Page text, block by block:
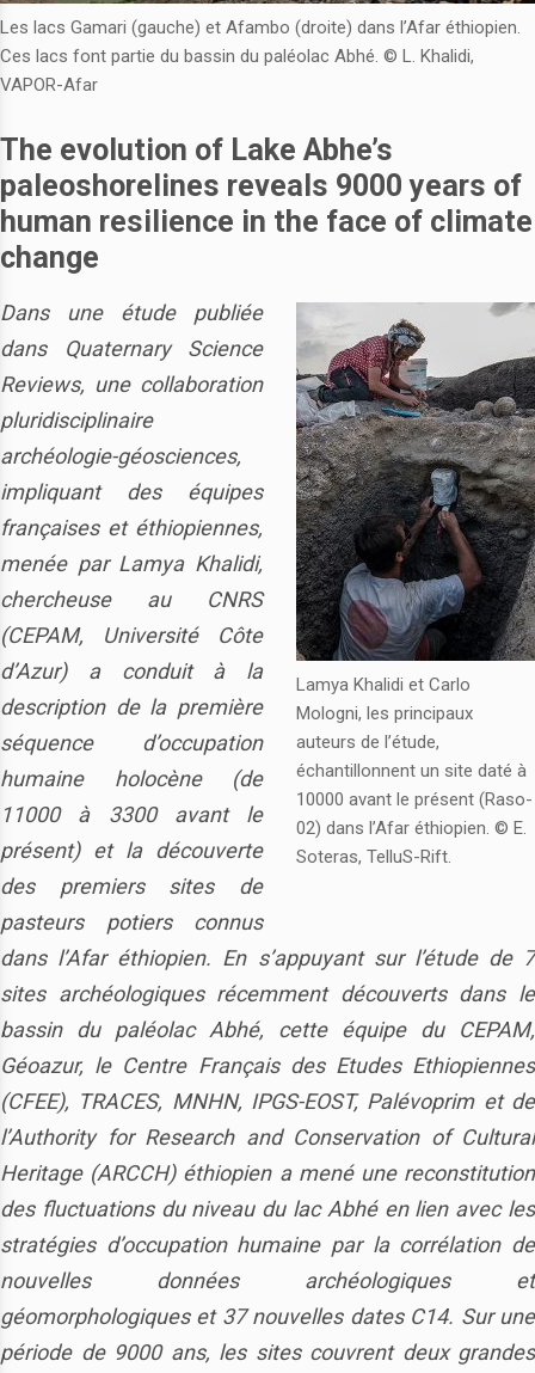
Les lacs Gamari (gauche) et Afambo (droite) dans l’Afar éthiopien.
Ces lacs font partie du bassin du paléolac Abhé. © L. Khalidi,
VAPOR-Afar
The evolution of Lake Abhe’s
paleoshorelines reveals 9000 years of
human resilience in the face of climate
change
Lamya Khalidi et Carlo
Mologni, les principaux
auteurs de l’étude,
échantillonnent un site daté à
10000 avant le présent (Raso-
02) dans l’Afar éthiopien. © E.
Soteras, TelluS-Rift.
Dans une étude publiée
dans Quaternary Science
Reviews, une collaboration
pluridisciplinaire
archéologie-géosciences,
impliquant des équipes
françaises et éthiopiennes,
menée par Lamya Khalidi,
chercheuse au CNRS
(CEPAM, Université Côte
d’Azur) a conduit à la
description de la première
séquence d’occupation
humaine holocène (de
11000 à 3300 avant le
présent) et la découverte
des premiers sites de
pasteurs potiers connus
dans l’Afar éthiopien. En s’appuyant sur l’étude de 7
sites archéologiques récemment découverts dans le
bassin du paléolac Abhé, cette équipe du CEPAM,
Géoazur, le Centre Français des Etudes Ethiopiennes
(CFEE), TRACES, MNHN, IPGS-EOST, Palévoprim et de
l’Authority for Research and Conservation of Cultural
Heritage (ARCCH) éthiopien a mené une reconstitution
des fluctuations du niveau du lac Abhé en lien avec les
stratégies d’occupation humaine par la corrélation de
nouvelles données archéologiques et
géomorphologiques et 37 nouvelles dates C14. Sur une
période de 9000 ans, les sites couvrent deux grandes